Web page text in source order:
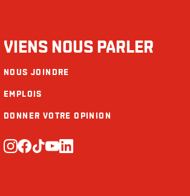
VIENS NOUS PARLER
NOUS JOINDRE
EMPLOIS
DONNER VOTRE OPINION